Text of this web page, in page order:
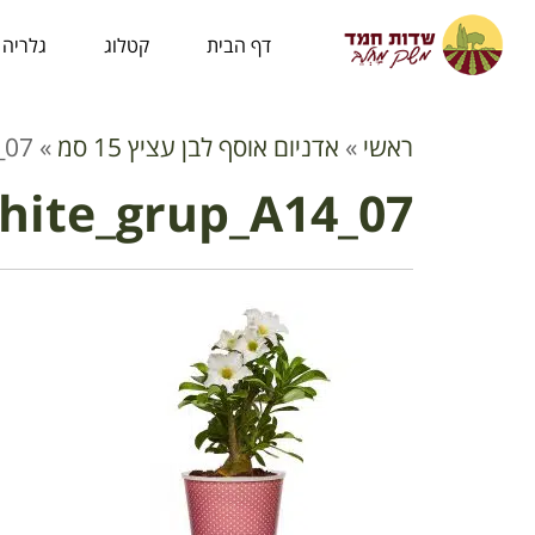
לתוכן
דף הבית קטלוג גלריה
ראשי » אדניום אוסף לבן עציץ 15 סמ »